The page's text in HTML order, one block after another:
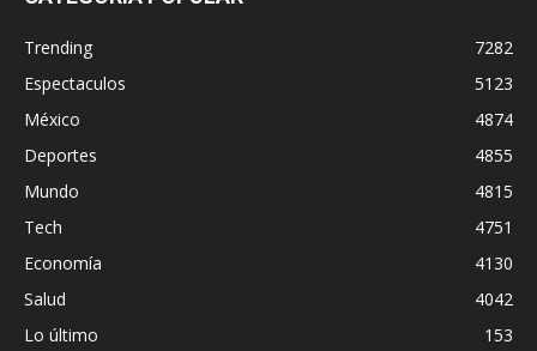
Trending
7282
Espectaculos
5123
México
4874
Deportes
4855
Mundo
4815
Tech
4751
Economía
4130
Salud
4042
Lo último
153